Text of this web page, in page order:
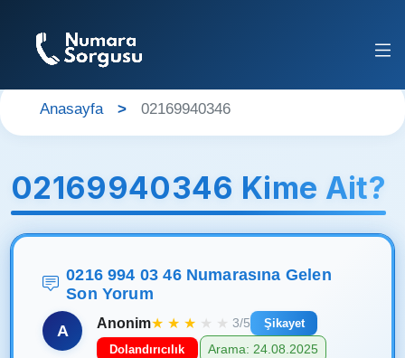
Anasayfa 02169940346
02169940346 Kime Ait?
0216 994 03 46 Numarasına Gelen
Son Yorum
A Anonim★ ★ ★ ★ ★ 3/5
Şikayet
Dolandırıcılık
Arama: 24.08.2025